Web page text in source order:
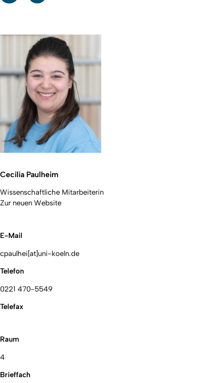
Cecilia Paulheim
Wissenschaftliche Mitarbeiterin
Zur neuen Website
E-Mail
cpaulhei[at]uni-koeln.de
Telefon
0221 470-5549
Telefax
Raum
4
Brieffach